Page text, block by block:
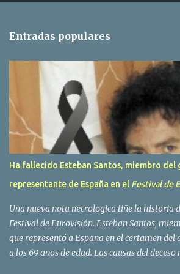
r
s
Entradas populares
Ha fallecido Esteban Santos, miembro del
representante de España en el Festival de
Una nueva nota necrologica tiñe la historia
Festival de Eurovisión. Esteban Santos,
que representó a España en el certamen del
a los 69 años de edad. Las causas del deceso